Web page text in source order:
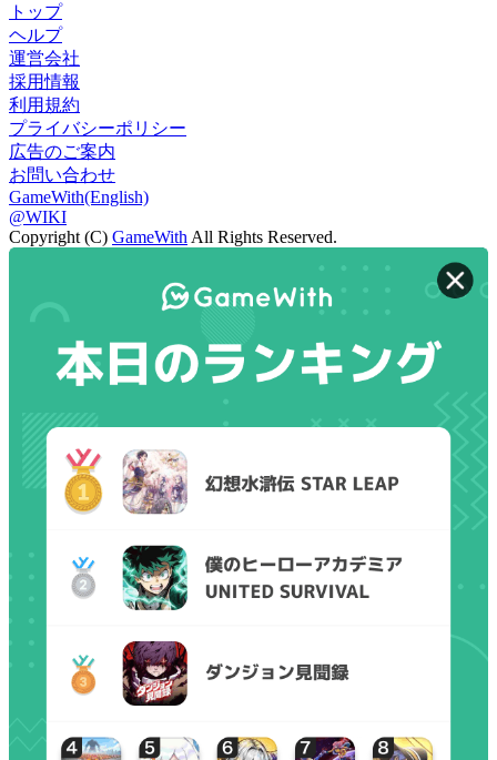
トップ
ヘルプ
運営会社
採用情報
利用規約
プライバシーポリシー
広告のご案内
お問い合わせ
GameWith(English)
@WIKI
Copyright (C) GameWith All Rights Reserved.